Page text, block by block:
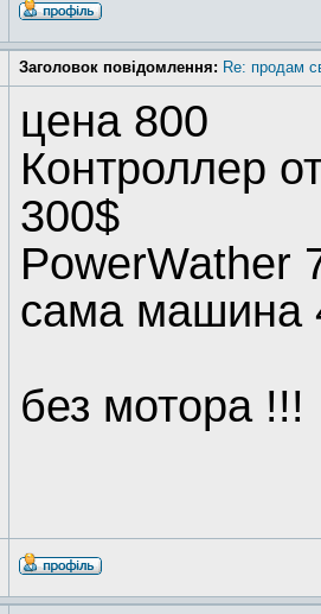
Заголовок повідомлення: Re: продам
цена 800
Контроллер
300$
PowerWather
сама машина
без мотора !!!